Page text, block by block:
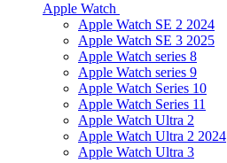
Apple Watch
Apple Watch SE 2 2024
Apple Watch SE 3 2025
Apple Watch series 8
Apple Watch series 9
Apple Watch Series 10
Apple Watch Series 11
Apple Watch Ultra 2
Apple Watch Ultra 2 2024
Apple Watch Ultra 3